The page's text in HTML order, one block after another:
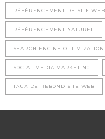
RÉFÉRENCEMENT DE SITE WEB
RÉFÉRENCEMENT NATUREL
SEARCH ENGINE OPTIMIZATION
SOCIAL MEDIA MARKETING
TAUX DE REBOND SITE WEB